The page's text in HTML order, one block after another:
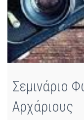
Σεμινάριο
Αρχάριους